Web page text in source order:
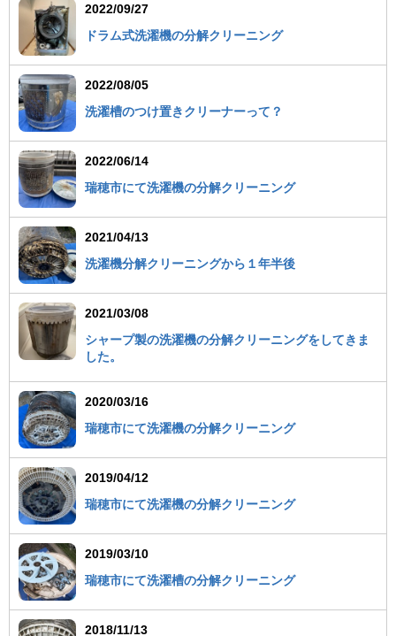
2022/09/27
ドラム式洗濯機の分解クリーニング
2022/08/05
洗濯槽のつけ置きクリーナーって？
2022/06/14
瑞穂市にて洗濯機の分解クリーニング
2021/04/13
洗濯機分解クリーニングから１年半後
2021/03/08
シャープ製の洗濯機の分解クリーニングをしてきま
した。
2020/03/16
瑞穂市にて洗濯機の分解クリーニング
2019/04/12
瑞穂市にて洗濯機の分解クリーニング
2019/03/10
瑞穂市にて洗濯槽の分解クリーニング
2018/11/13